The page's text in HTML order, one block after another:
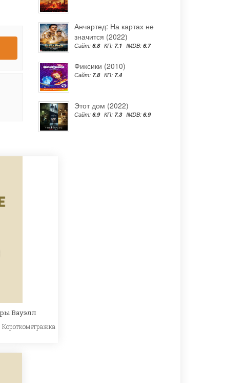
Вауэлл
Короткометражка
Анчартед: На картах не
значится (2022)
Сайт: 6.8 КП: 7.1 IMDB: 6.7
Фиксики (2010)
Сайт: 7.8 КП: 7.4
Этот дом (2022)
Сайт: 6.9 КП: 7.3 IMDB: 6.9